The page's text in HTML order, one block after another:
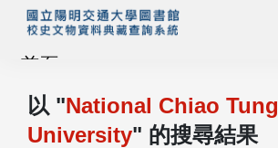
首頁
藏品查詢
以 "National Chiao Tung
University" 的搜尋結果